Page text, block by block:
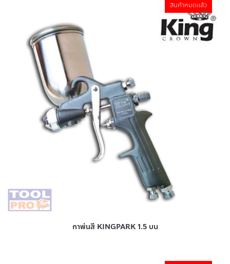
สินค้าหมดแล้ว
กาพ่นสี KINGPARK 1.5 บน